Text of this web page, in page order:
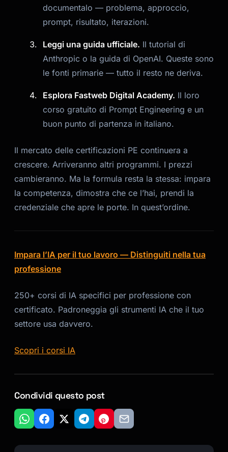
documentalo — problema, approccio,
prompt, risultato, iterazioni.
Leggi una guida ufficiale. Il tutorial di
Anthropic o la guida di OpenAI. Queste sono
le fonti primarie — tutto il resto ne deriva.
Esplora Fastweb Digital Academy. Il loro
corso gratuito di Prompt Engineering e un
buon punto di partenza in italiano.
Il mercato delle certificazioni PE continuera a
crescere. Arriveranno altri programmi. I prezzi
cambieranno. Ma la formula resta la stessa: impara
la competenza, dimostra che ce l’hai, prendi la
credenziale che apre le porte. In quest’ordine.
Impara l’IA per il tuo lavoro — Distinguiti nella tua
professione
250+ corsi di IA specifici per professione con
certificato. Padroneggia gli strumenti IA che il tuo
settore usa davvero.
Scopri i corsi IA
Condividi questo post